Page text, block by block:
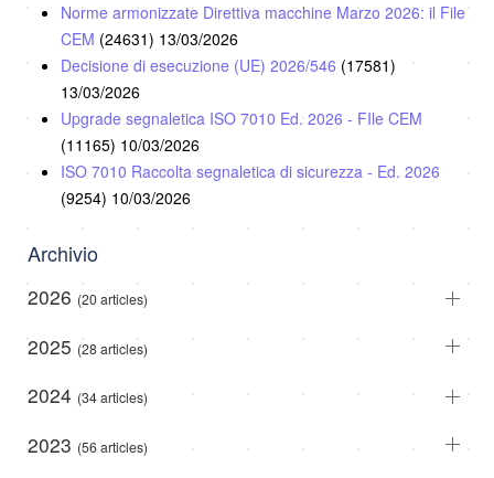
Norme armonizzate Direttiva macchine Marzo 2026: il File
CEM (24631) 13/03/2026
Decisione di esecuzione (UE) 2026/546 (17581)
13/03/2026
Upgrade segnaletica ISO 7010 Ed. 2026 - FIle CEM
(11165) 10/03/2026
ISO 7010 Raccolta segnaletica di sicurezza - Ed. 2026
(9254) 10/03/2026
Archivio
2026 (20 articles)
2025 (28 articles)
2024 (34 articles)
2023 (56 articles)